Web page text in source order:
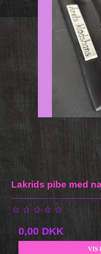
Lakrids pibe med
0,00 DKK
VIS